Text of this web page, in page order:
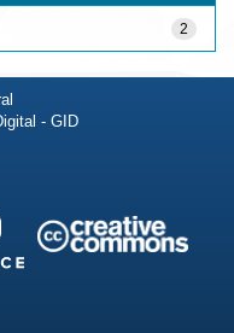
2
- GID